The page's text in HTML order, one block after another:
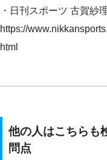
・日刊スポーツ 古賀紗
https://
html
他の人はこちらも
問点